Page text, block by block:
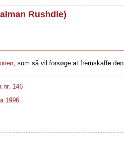
Rushdie)
, som så vil forsøge at fremskaffe den
nr. 146
1996